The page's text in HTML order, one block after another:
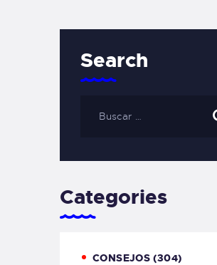
Search
Categories
CONSEJOS (304)